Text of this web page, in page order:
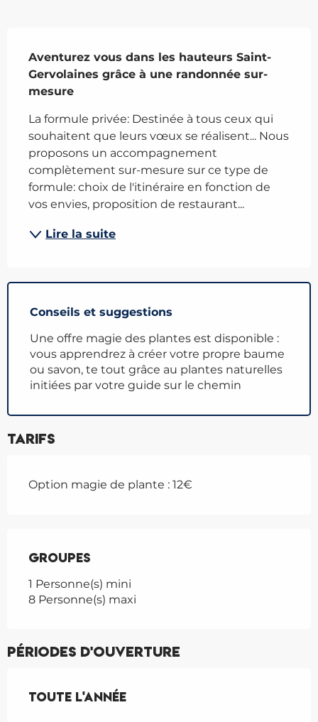
Aventurez vous dans les hauteurs Saint-
Gervolaines grâce à une randonnée sur-
mesure ️
La formule privée: Destinée à tous ceux qui
souhaitent que leurs vœux se réalisent... Nous
proposons un accompagnement
complètement sur-mesure sur ce type de
formule: choix de l'itinéraire en fonction de
vos envies, proposition de restaurant...
Lire la suite
Conseils et suggestions
Une offre magie des plantes est disponible :
vous apprendrez à créer votre propre baume
ou savon, te tout grâce au plantes naturelles
initiées par votre guide sur le chemin
Tarifs
Option magie de plante : 12€
Groupes
Groupes
1 Personne(s) mini
8 Personne(s) maxi
Périodes d'ouverture
Toute l'année
Toute l'année